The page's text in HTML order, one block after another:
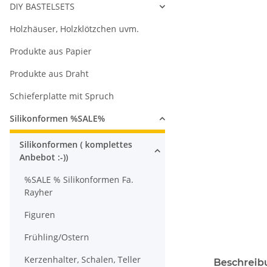
DIY BASTELSETS
Holzhäuser, Holzklötzchen uvm.
Produkte aus Papier
Produkte aus Draht
Schieferplatte mit Spruch
Silikonformen %SALE%
Silikonformen ( komplettes
Anbebot :-))
%SALE % Silikonformen Fa.
Rayher
Figuren
Frühling/Ostern
Kerzenhalter, Schalen, Teller